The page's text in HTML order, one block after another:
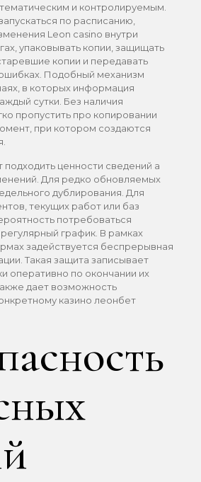
и контролируемым.
по расписанию,
Leon casino внутри
упаковывать копии, защищать
копии и передавать
Подобный механизм
в которых информация
сутки. Без наличия
пропустить про копировании
при котором создаются
ценности сведений а
Для редко обновляемых
дублирования. Для
текущих работ или баз
потребоваться
график. В рамках
задействуется беспрерывная
Такая защита записывает
оперативно по окончании их
дает возможность
казино леонбет